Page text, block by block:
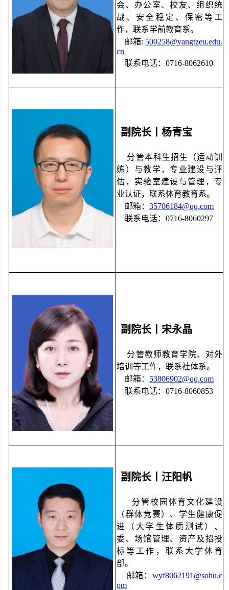
会、办公室、校友、组织统
战、安全稳定、保密等工
作，联系学前教育系。
邮箱: 500258@yangtzeu.edu.
cn
联系电话：0716-8062610
副院长丨杨青宝
分管本科生招生（运动训
练）与教学，专业建设与评
估，实验室建设与管理，专
业认证，联系体育教育系。
邮箱：35706184@qq.com
联系电话：0716-8060297
副院长丨宋永晶
分管教师教育学院、对外
培训等工作，联系社体系。
邮箱： 53806902@qq.com
联系电话：0716-8060853
副院长丨汪阳帆
分管校园体育文化建设
（群体竞赛）、学生健康促
进（大学生体质测试）、
委、场馆管理、资产及招投
标等工作，联系大学体育
部。
邮箱：wyf8062191@sohu.c
om